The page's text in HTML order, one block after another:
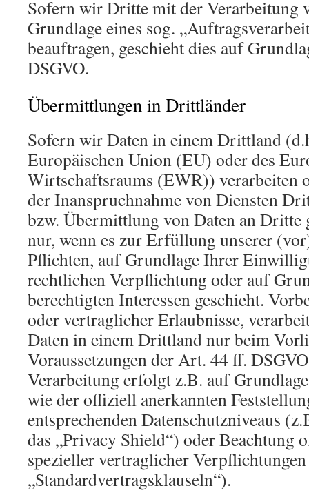
Sofern wir Dritte mit der Verarbeitung
Grundlage eines sog.
beauftragen, geschieht dies auf
DSGVO.
Übermittlungen in Drittländer
Sofern wir Daten in einem Drittland
Europäischen Union (EU) oder des
Wirtschaftsraums (EWR)) verarbeiten
der Inanspruchnahme von Diensten
bzw. Übermittlung von Daten an Dritte
nur, wenn es zur Erfüllung unserer
Pflichten, auf Grundlage Ihrer
rechtlichen Verpflichtung oder auf
berechtigten Interessen geschieht.
oder vertraglicher Erlaubnisse,
Daten in einem Drittland nur beim
Voraussetzungen der Art. 44 ff.
Verarbeitung erfolgt z.B. auf
wie der offiziell anerkannten
entsprechenden Datenschutzniveaus
das „Privacy Shield“) oder Beachtung
spezieller vertraglicher Verpflichtungen
„Standardvertragsklauseln“).